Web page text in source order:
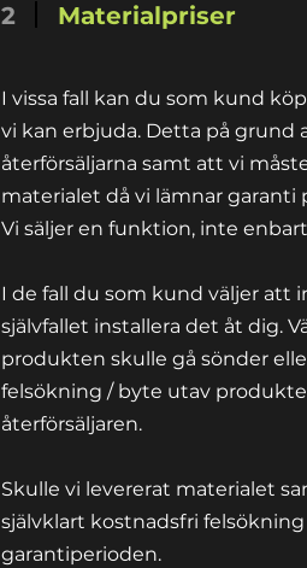
2 Materialpriser
I vissa fall kan du som kund
vi kan erbjuda. Detta på grund
återförsäljarna samt att vi
materialet då vi lämnar garanti
Vi säljer en funktion, inte
I de fall du som kund väljer att
självfallet installera det åt dig.
produkten skulle gå sönder
felsökning / byte utav
återförsäljaren.
Skulle vi levererat materialet
självklart kostnadsfri
garantiperioden.